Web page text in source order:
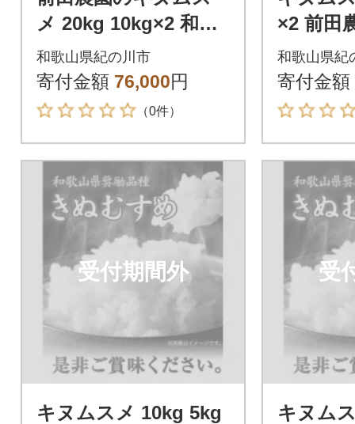
メ 20kg 10kg×2 和歌
山県紀の川市【白米】
和歌山県紀の川市
寄付金額 76,000円
（0件）
×2 前田
紀の川
米】
和歌山県紀
寄付金額
受付期間外
キヌムスメ 10kg 5kg
受
キヌム